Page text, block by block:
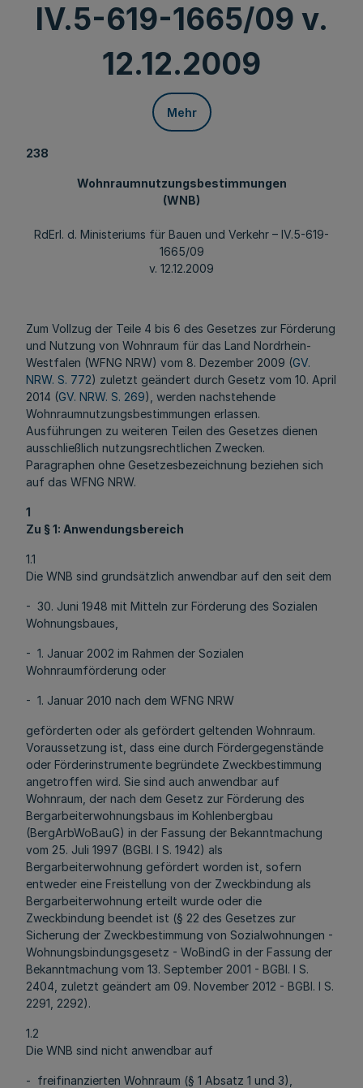
IV.5-619-1665/09 v.
12.12.2009
Mehr
238
Wohnraumnutzungsbestimmungen
(WNB)
RdErl. d. Ministeriums für Bauen und Verkehr – IV.5-619-
1665/09
v. 12.12.2009
Zum Vollzug der Teile 4 bis 6 des Gesetzes zur Förderung
und Nutzung von Wohnraum für das Land Nordrhein-
Westfalen (WFNG NRW) vom 8. Dezember 2009 (GV.
NRW. S. 772) zuletzt geändert durch Gesetz vom 10. April
2014 (GV. NRW. S. 269), werden nachstehende
Wohnraumnutzungsbestimmungen erlassen.
Ausführungen zu weiteren Teilen des Gesetzes dienen
ausschließlich nutzungsrechtlichen Zwecken.
Paragraphen ohne Gesetzesbezeichnung beziehen sich
auf das WFNG NRW.
1
Zu § 1: Anwendungsbereich
1.1
Die WNB sind grundsätzlich anwendbar auf den seit dem
- 30. Juni 1948 mit Mitteln zur Förderung des Sozialen
Wohnungsbaues,
- 1. Januar 2002 im Rahmen der Sozialen
Wohnraumförderung oder
- 1. Januar 2010 nach dem WFNG NRW
geförderten oder als gefördert geltenden Wohnraum.
Voraussetzung ist, dass eine durch Fördergegenstände
oder Förderinstrumente begründete Zweckbestimmung
angetroffen wird. Sie sind auch anwendbar auf
Wohnraum, der nach dem Gesetz zur Förderung des
Bergarbeiterwohnungsbaus im Kohlenbergbau
(BergArbWoBauG) in der Fassung der Bekanntmachung
vom 25. Juli 1997 (BGBl. I S. 1942) als
Bergarbeiterwohnung gefördert worden ist, sofern
entweder eine Freistellung von der Zweckbindung als
Bergarbeiterwohnung erteilt wurde oder die
Zweckbindung beendet ist (§ 22 des Gesetzes zur
Sicherung der Zweckbestimmung von Sozialwohnungen -
Wohnungsbindungsgesetz - WoBindG in der Fassung der
Bekanntmachung vom 13. September 2001 - BGBl. I S.
2404, zuletzt geändert am 09. November 2012 - BGBl. I S.
2291, 2292).
1.2
Die WNB sind nicht anwendbar auf
- freifinanzierten Wohnraum (§ 1 Absatz 1 und 3),